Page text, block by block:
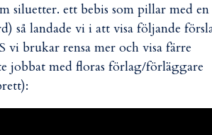
siluetter. ett bebis som pillar med en
så landade vi i att visa följande
vi brukar rensa mer och visa färre
jobbat med floras förlag/förläggare